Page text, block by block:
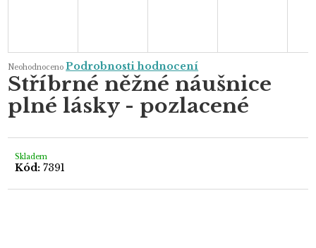
Průměrné
hodnocení
produktu
je
0,0
5
Neohodnoceno Podrobnosti hodnocení
Stříbrné něžné náušnice
plné lásky - pozlacené
Skladem
Kód: 7391